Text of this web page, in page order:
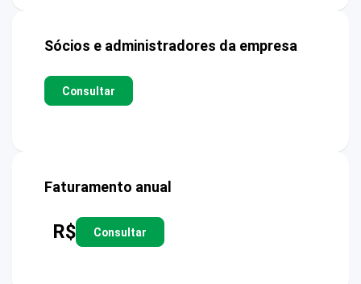
Sócios e administradores da empresa
Consultar
Faturamento anual
R$ Consultar